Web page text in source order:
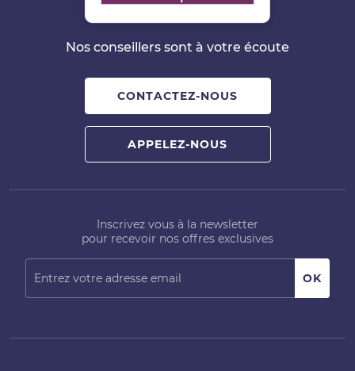
Nos conseillers sont à votre écoute
CONTACTEZ-NOUS
APPELEZ-NOUS
Inscrivez vous à la newsletter
pour recevoir nos offres exclusives